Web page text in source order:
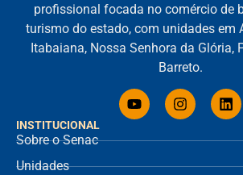
INSTITUCIONAL
Sobre o Senac
Unidades
profissional focada no comércio de
turismo do estado, com unidades em
Itabaiana, Nossa Senhora da Glória,
Barreto.